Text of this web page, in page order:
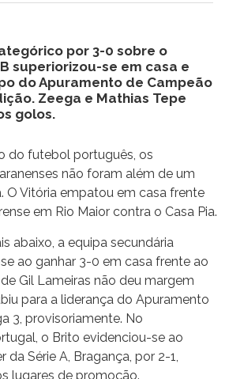
por 3-0 sobre o
superiorizou-se em casa e
do Apuramento de Campeão
Zeega e Mathias Tepe
golos.
do futebol português, os
não foram além de um
O Vitória empatou em casa frente
em Rio Maior contra o Casa Pia.
abaixo, a equipa secundária
ao ganhar 3-0 em casa frente ao
Gil Lameiras não deu margem
para a liderança do Apuramento
3, provisoriamente. No
o Brito evidenciou-se ao
Série A, Bragança, por 2-1,
lugares de promoção.